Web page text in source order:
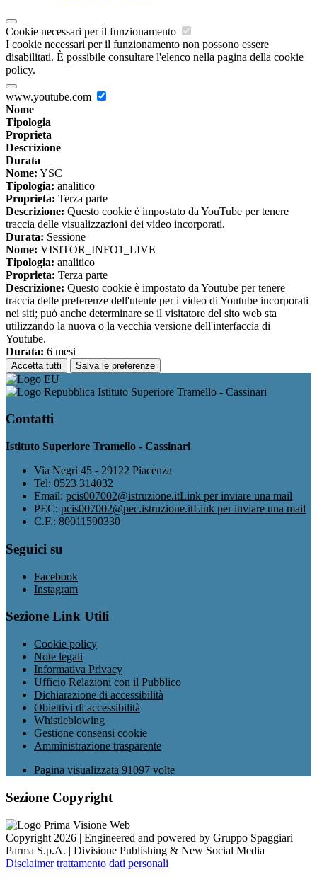
Cookie necessari per il funzionamento
I cookie necessari per il funzionamento non possono essere
disabilitati. È possibile consultare l'elenco nella pagina della cookie
policy.
www.youtube.com
Nome
Tipologia
Proprieta
Descrizione
Durata
Nome: YSC
Tipologia: analitico
Proprieta: Terza parte
Descrizione: Questo cookie è impostato da YouTube per tenere
traccia delle visualizzazioni dei video incorporati.
Durata: Sessione
Nome: VISITOR_INFO1_LIVE
Tipologia: analitico
Proprieta: Terza parte
Descrizione: Questo cookie è impostato da Youtube per tenere
traccia delle preferenze dell'utente per i video di Youtube incorporati
nei siti; può anche determinare se il visitatore del sito web sta
utilizzando la nuova o la vecchia versione dell'interfaccia di
Youtube.
Durata: 6 mesi
Accetta tutti Salva le preferenze
Istituto Superiore Tramello - Cassinari
Contatti
Istituto Superiore Tramello - Cassinari
Via Negri 45 - 29122 Piacenza
Tel: 0523 314032
Email: pcis007002@istruzione.itLink per inviare una mail
PEC: pcis007002@pec.istruzione.itLink per inviare una mail
C.F.: 80011590330
Seguici su
Facebook
Instagram
Sezione Link Utili
Cookie policy
Note legali
Informativa Privacy
Ufficio Relazioni con il Pubblico
Dichiarazione di accessibilità
Obiettivi di accessibilità
Whistleblowing
Gestione consensi cookie
Amministrazione trasparente
Pagina visualizzata 91097 volte
Sezione Copyright
Copyright 2026 | Engineered and powered by Gruppo Spaggiari
Parma S.p.A. | Divisione Publishing & New Social Media
Disclaimer trattamento dati personali